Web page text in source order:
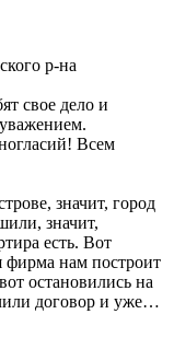
р-на
свое дело и
Всем
значит, город
значит,
есть. Вот
нам построит
остановились на
договор и уже…